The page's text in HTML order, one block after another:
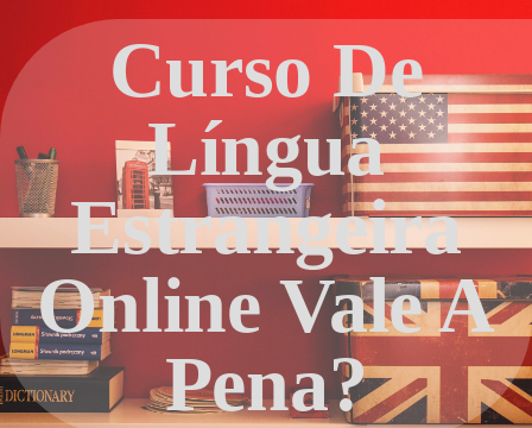
Curso De
Língua
Estrangeira
Online Vale A
Pena?